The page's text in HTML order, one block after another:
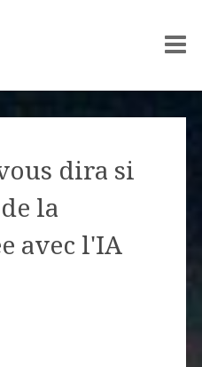
dira si
la
avec l'IA